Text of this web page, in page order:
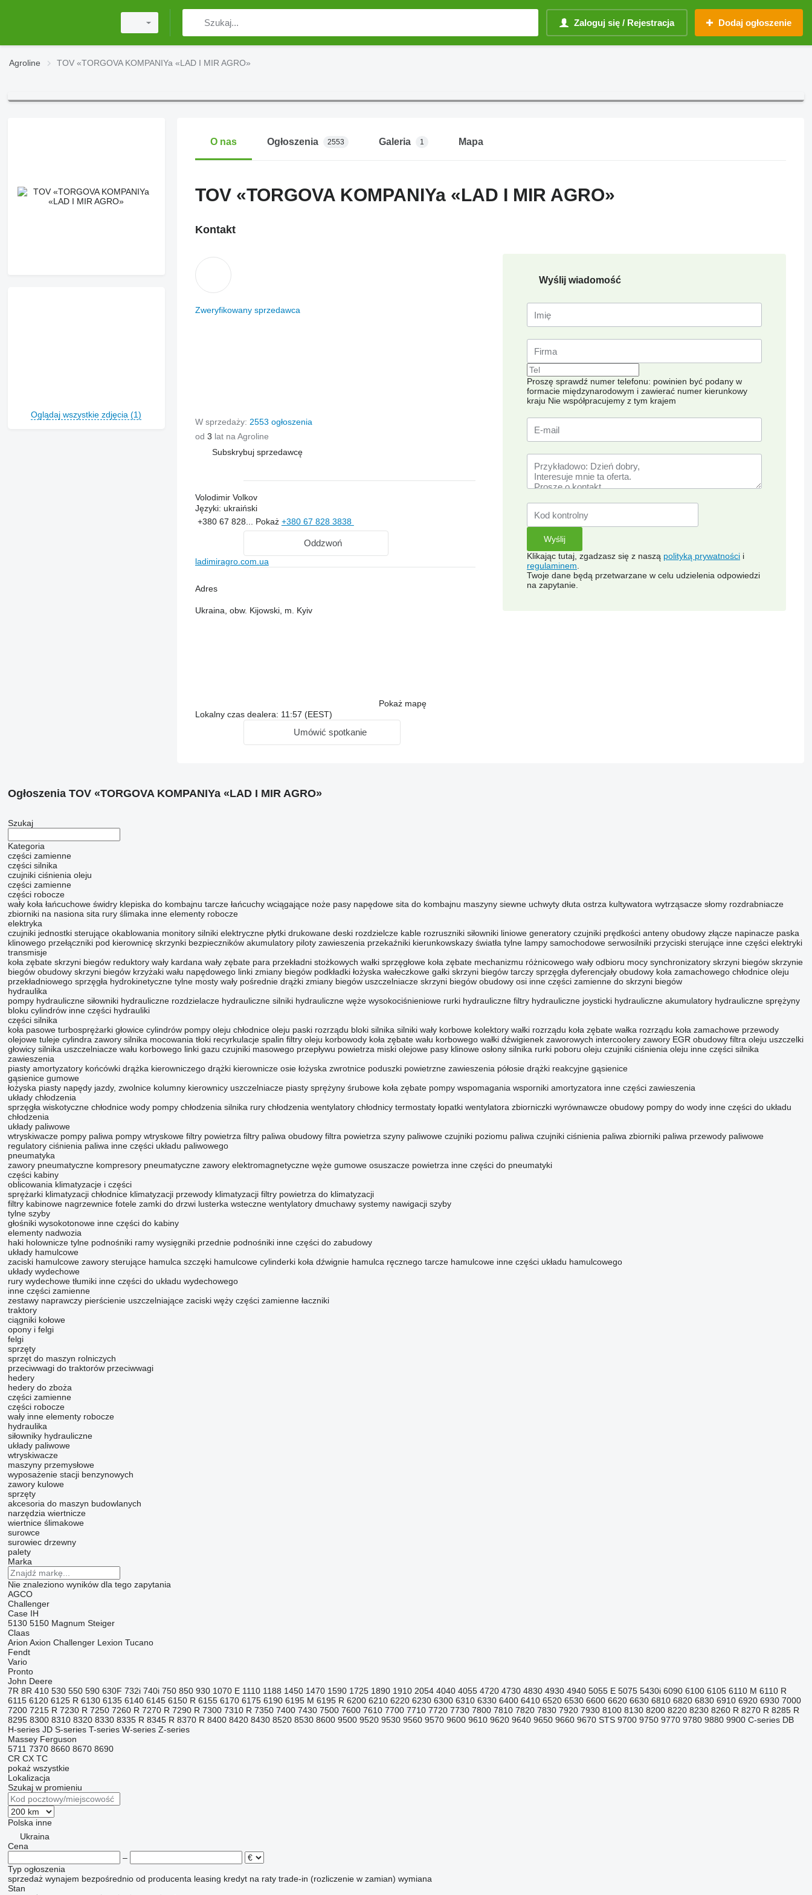
Zaloguj się / Rejestracja Dodaj ogłoszenie
Agroline TOV «TORGOVA KOMPANIYa «LAD I MIR AGRO»
Oglądaj wszystkie zdjęcia (1)
O nas Ogłoszenia 2553 Galeria 1 Mapa
TOV «TORGOVA KOMPANIYa «LAD I MIR AGRO»
Kontakt
Zweryfikowany sprzedawca
W sprzedaży: 2553 ogłoszenia
od 3 lat na Agroline
Subskrybuj sprzedawcę
Volodimir Volkov
Języki: ukraiński
+380 67 828... Pokaż +380 67 828 3838
Oddzwoń
ladimiragro.com.ua
Adres
Ukraina, obw. Kijowski, m. Kyiv
Pokaż mapę
Lokalny czas dealera: 11:57 (EEST)
Umówić spotkanie
Wyślij wiadomość
Proszę sprawdź numer telefonu: powinien być podany w
formacie międzynarodowym i zawierać numer kierunkowy
kraju Nie współpracujemy z tym krajem
Klikając tutaj, zgadzasz się z naszą polityką prywatności i
regulaminem
Twoje dane będą przetwarzane w celu udzielenia odpowiedzi
na zapytanie.
Ogłoszenia TOV «TORGOVA KOMPANIYa «LAD I MIR AGRO»
Szukaj
Kategoria
części zamienne
części silnika
czujniki ciśnienia oleju
części zamienne
części robocze
wały koła łańcuchowe świdry klepiska do kombajnu tarcze łańcuchy wciągające noże pasy napędowe sita do kombajnu maszyny siewne uchwyty dłuta ostrza kultywatora wytrząsacze słomy rozdrabniacze
zbiorniki na nasiona sita rury ślimaka inne elementy robocze
elektryka
czujniki jednostki sterujące okablowania monitory silniki elektryczne płytki drukowane deski rozdzielcze kable rozruszniki siłowniki liniowe generatory czujniki prędkości anteny obudowy złącze napinacze paska
klinowego przełączniki pod kierownicę skrzynki bezpieczników akumulatory piloty zawieszenia przekaźniki kierunkowskazy światła tylne lampy samochodowe serwosilniki przyciski sterujące inne części elektryki
transmisje
koła zębate skrzyni biegów reduktory wały kardana wały zębate para przekładni stożkowych wałki sprzęgłowe koła zębate mechanizmu różnicowego wały odbioru mocy synchronizatory skrzyni biegów skrzynie
biegów obudowy skrzyni biegów krzyżaki wału napędowego linki zmiany biegów podkładki łożyska wałeczkowe gałki skrzyni biegów tarczy sprzęgła dyferencjały obudowy koła zamachowego chłodnice oleju
przekładniowego sprzęgła hydrokinetyczne tylne mosty wały pośrednie drążki zmiany biegów uszczelniacze skrzyni biegów obudowy osi inne części zamienne do skrzyni biegów
hydraulika
pompy hydrauliczne siłowniki hydrauliczne rozdzielacze hydrauliczne silniki hydrauliczne węże wysokociśnieniowe rurki hydrauliczne filtry hydrauliczne joysticki hydrauliczne akumulatory hydrauliczne sprężyny
bloku cylindrów inne części hydrauliki
części silnika
koła pasowe turbosprężarki głowice cylindrów pompy oleju chłodnice oleju paski rozrządu bloki silnika silniki wały korbowe kolektory wałki rozrządu koła zębate wałka rozrządu koła zamachowe przewody
olejowe tuleje cylindra zawory silnika mocowania tłoki recyrkulacje spalin filtry oleju korbowody koła zębate wału korbowego wałki dźwigienek zaworowych intercoolery zawory EGR obudowy filtra oleju uszczelki
głowicy silnika uszczelniacze wału korbowego linki gazu czujniki masowego przepływu powietrza miski olejowe pasy klinowe osłony silnika rurki poboru oleju czujniki ciśnienia oleju inne części silnika
zawieszenia
piasty amortyzatory końcówki drążka kierowniczego drążki kierownicze osie łożyska zwrotnice poduszki powietrzne zawieszenia półosie drążki reakcyjne gąsienice
gąsienice gumowe
łożyska piasty napędy jazdy, zwolnice kolumny kierownicy uszczelniacze piasty sprężyny śrubowe koła zębate pompy wspomagania wsporniki amortyzatora inne części zawieszenia
układy chłodzenia
sprzęgła wiskotyczne chłodnice wody pompy chłodzenia silnika rury chłodzenia wentylatory chłodnicy termostaty łopatki wentylatora zbiorniczki wyrównawcze obudowy pompy do wody inne części do układu
chłodzenia
układy paliwowe
wtryskiwacze pompy paliwa pompy wtryskowe filtry powietrza filtry paliwa obudowy filtra powietrza szyny paliwowe czujniki poziomu paliwa czujniki ciśnienia paliwa zbiorniki paliwa przewody paliwowe
regulatory ciśnienia paliwa inne części układu paliwowego
pneumatyka
zawory pneumatyczne kompresory pneumatyczne zawory elektromagnetyczne węże gumowe osuszacze powietrza inne części do pneumatyki
części kabiny
oblicowania klimatyzacje i części
sprężarki klimatyzacji chłodnice klimatyzacji przewody klimatyzacji filtry powietrza do klimatyzacji
filtry kabinowe nagrzewnice fotele zamki do drzwi lusterka wsteczne wentylatory dmuchawy systemy nawigacji szyby
tylne szyby
głośniki wysokotonowe inne części do kabiny
elementy nadwozia
haki holownicze tylne podnośniki ramy wysięgniki przednie podnośniki inne części do zabudowy
układy hamulcowe
zaciski hamulcowe zawory sterujące hamulca szczęki hamulcowe cylinderki koła dźwignie hamulca ręcznego tarcze hamulcowe inne części układu hamulcowego
układy wydechowe
rury wydechowe tłumiki inne części do układu wydechowego
inne części zamienne
zestawy naprawczy pierścienie uszczelniające zaciski węży części zamienne łaczniki
traktory
ciągniki kołowe
opony i felgi
felgi
sprzęty
sprzęt do maszyn rolniczych
przeciwwagi do traktorów przeciwwagi
hedery
hedery do zboża
części zamienne
części robocze
wały inne elementy robocze
hydraulika
siłowniky hydrauliczne
układy paliwowe
wtryskiwacze
maszyny przemysłowe
wyposażenie stacji benzynowych
zawory kulowe
sprzęty
akcesoria do maszyn budowlanych
narzędzia wiertnicze
wiertnice ślimakowe
surowce
surowiec drzewny
palety
Marka
Nie znaleziono wyników dla tego zapytania
AGCO
Challenger
Case IH
5130 5150 Magnum Steiger
Claas
Arion Axion Challenger Lexion Tucano
Fendt
Vario
Pronto
John Deere
7R 8R 410 530 550 590 630F 732i 740i 750 850 930 1070 E 1110 1188 1450 1470 1590 1725 1890 1910 2054 4040 4055 4720 4730 4830 4930 4940 5055 E 5075 5430i 6090 6100 6105 6110 M 6110 R
6115 6120 6125 R 6130 6135 6140 6145 6150 R 6155 6170 6175 6190 6195 M 6195 R 6200 6210 6220 6230 6300 6310 6330 6400 6410 6520 6530 6600 6620 6630 6810 6820 6830 6910 6920 6930 7000
7200 7215 R 7230 R 7250 7260 R 7270 R 7290 R 7300 7310 R 7350 7400 7430 7500 7600 7610 7700 7710 7720 7730 7800 7810 7820 7830 7920 7930 8100 8130 8200 8220 8230 8260 R 8270 R 8285 R
8295 8300 8310 8320 8330 8335 R 8345 R 8370 R 8400 8420 8430 8520 8530 8600 9500 9520 9530 9560 9570 9600 9610 9620 9640 9650 9660 9670 STS 9700 9750 9770 9780 9880 9900 C-series DB
H-series JD S-series T-series W-series Z-series
Massey Ferguson
5711 7370 8660 8670 8690
CR CX TC
pokaż wszystkie
Lokalizacja
Szukaj w promieniu
Polska inne
Ukraina
Cena
–
Typ ogłoszenia
sprzedaż wynajem bezpośrednio od producenta leasing kredyt na raty trade-in (rozliczenie w zamian) wymiana
Stan